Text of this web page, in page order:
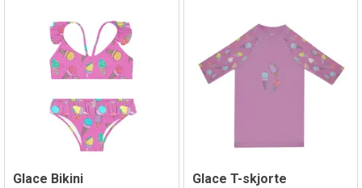
Glace Bikini Glace T-skjorte